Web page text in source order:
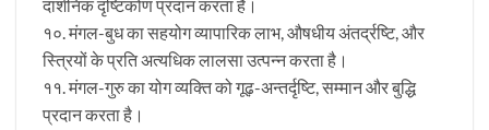
दार्शनिक दृष्टिकोण प्रदान करता है।
१०. मंगल-बुध का सहयोग व्यापारिक लाभ, औषधीय अंतर्द्रष्टि, और
स्त्रियों के प्रति अत्यधिक लालसा उत्पन्न करता है।
११. मंगल-गुरु का योग व्यक्ति को गूढ़-अन्तर्दृष्टि, सम्मान और बुद्धि
प्रदान करता है।